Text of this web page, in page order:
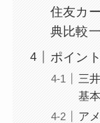
住友カ
典比較
ポイン
三
基
ア